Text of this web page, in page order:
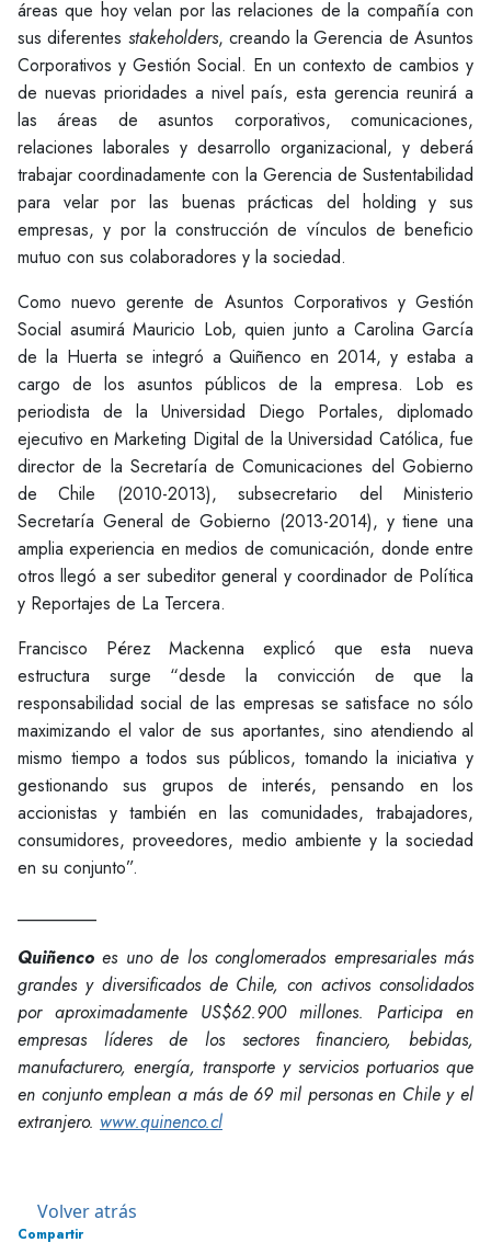
áreas que hoy velan por las relaciones de la compañía con
sus diferentes stakeholders, creando la Gerencia de Asuntos
Corporativos y Gestión Social. En un contexto de cambios y
de nuevas prioridades a nivel país, esta gerencia reunirá a
las áreas de asuntos corporativos, comunicaciones,
relaciones laborales y desarrollo organizacional, y deberá
trabajar coordinadamente con la Gerencia de Sustentabilidad
para velar por las buenas prácticas del holding y sus
empresas, y por la construcción de vínculos de beneficio
mutuo con sus colaboradores y la sociedad.
Como nuevo gerente de Asuntos Corporativos y Gestión
Social asumirá Mauricio Lob, quien junto a Carolina García
de la Huerta se integró a Quiñenco en 2014, y estaba a
cargo de los asuntos públicos de la empresa. Lob es
periodista de la Universidad Diego Portales, diplomado
ejecutivo en Marketing Digital de la Universidad Católica, fue
director de la Secretaría de Comunicaciones del Gobierno
de Chile (2010-2013), subsecretario del Ministerio
Secretaría General de Gobierno (2013-2014), y tiene una
amplia experiencia en medios de comunicación, donde entre
otros llegó a ser subeditor general y coordinador de Política
y Reportajes de La Tercera.
Francisco Pérez Mackenna explicó que esta nueva
estructura surge “desde la convicción de que la
responsabilidad social de las empresas se satisface no sólo
maximizando el valor de sus aportantes, sino atendiendo al
mismo tiempo a todos sus públicos, tomando la iniciativa y
gestionando sus grupos de interés, pensando en los
accionistas y también en las comunidades, trabajadores,
consumidores, proveedores, medio ambiente y la sociedad
en su conjunto”.
Quiñencoes uno de los conglomerados empresariales más
grandes y diversificados de Chile, con activos consolidados
por aproximadamente US$62.900 millones. Participa en
empresas líderes de los sectores financiero, bebidas,
manufacturero, energía, transporte y servicios portuarios que
en conjunto emplean a más de 69 mil personas en Chile y el
extranjero. www.quinenco.cl
Volver atrás
Compartir